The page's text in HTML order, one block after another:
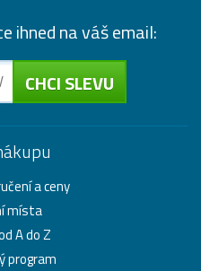
ihned na váš email:
CHCI SLEVU
a ceny
místa
A do Z
program